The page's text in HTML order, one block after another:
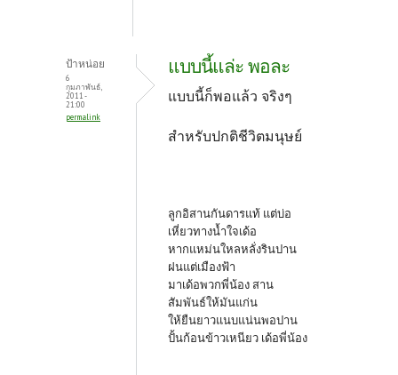
ป้าหน่อย
6
กุมภาพันธ์,
2011 -
21:00
permalink
แบบนี้แล่ะ พอละ
แบบนี้ก็พอแล้ว จริงๆ
สำหรับปกติชีวิตมนุษย์
ลูกอิสานกันดารแท้ แต่บ่อ
เหี่ยวทางน้ำใจเด้อ
หากแหม่นใหลหลั่งรินปาน
ฝนแต่เมืองฟ้า
มาเด้อพวกพี่น้อง สาน
สัมพันธ์ให้มันแก่น
ให้ยืนยาวแนบแน่นพอปาน
ปั้นก้อนข้าวเหนียว เด้อพี่น้อง